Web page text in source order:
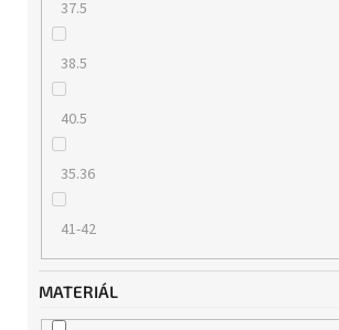
37.5
38.5
40.5
35.36
41-42
MATERIÁL